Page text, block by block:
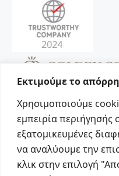
Εκτιμούμε το
Χρησιμοποιούμε
εμπειρία
εξατομικευμένες
να αναλύουμε την
κλικ στην επιλογή
Social